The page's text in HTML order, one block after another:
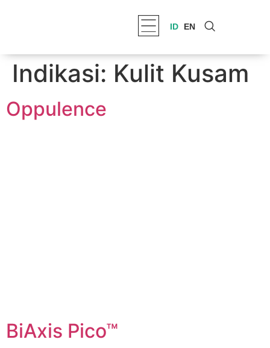
ID EN
Indikasi: Kulit Kusam
Oppulence
BiAxis Pico™